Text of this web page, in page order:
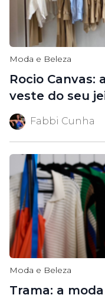
Moda e Beleza
Rocio
veste do seu
Fabbi Cunha
Moda e Beleza
Trama: a